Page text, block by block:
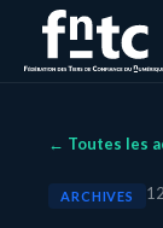
← Toutes les
ARCHIVES